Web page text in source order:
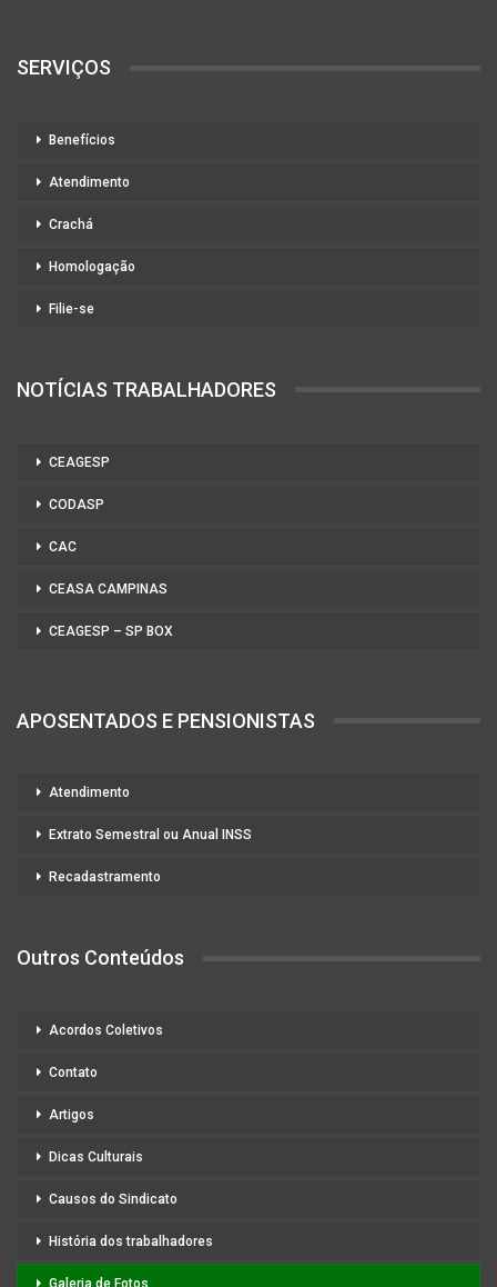
SERVIÇOS
Benefícios
Atendimento
Crachá
Homologação
Filie-se
NOTÍCIAS TRABALHADORES
CEAGESP
CODASP
CAC
CEASA CAMPINAS
CEAGESP – SP BOX
APOSENTADOS E PENSIONISTAS
Atendimento
Extrato Semestral ou Anual INSS
Recadastramento
Outros Conteúdos
Acordos Coletivos
Contato
Artigos
Dicas Culturais
Causos do Sindicato
História dos trabalhadores
Galeria de Fotos